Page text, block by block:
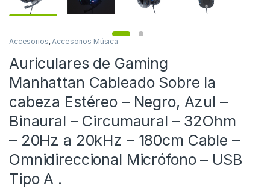
Accesorios,Accesorios Música
Auriculares de Gaming
Manhattan Cableado Sobre la
cabeza Estéreo – Negro, Azul –
Binaural – Circumaural – 32Ohm
– 20Hz a 20kHz – 180cm Cable –
Omnidireccional Micrófono – USB
Tipo A .